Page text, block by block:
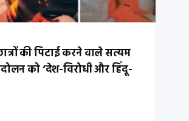
की पिटाई करने वाले सत्यम
को ‘देश-विरोधी और हिंदू-